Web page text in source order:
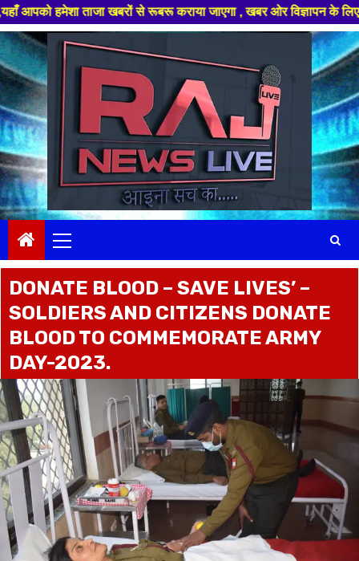
ताजा खबरों से रूबरू कराया जाएगा , खबर ओर विज्ञापन के लिए संपर्क
Skip
to
content
Menu
DONATE BLOOD – SAVE LIVES’ –
SOLDIERS AND CITIZENS DONATE
BLOOD TO COMMEMORATE ARMY
DAY-2023.